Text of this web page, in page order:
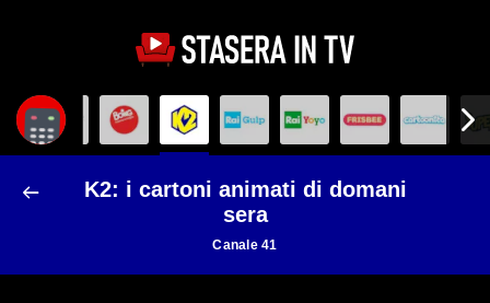
K2: i cartoni animati di domani
sera
Canale 41